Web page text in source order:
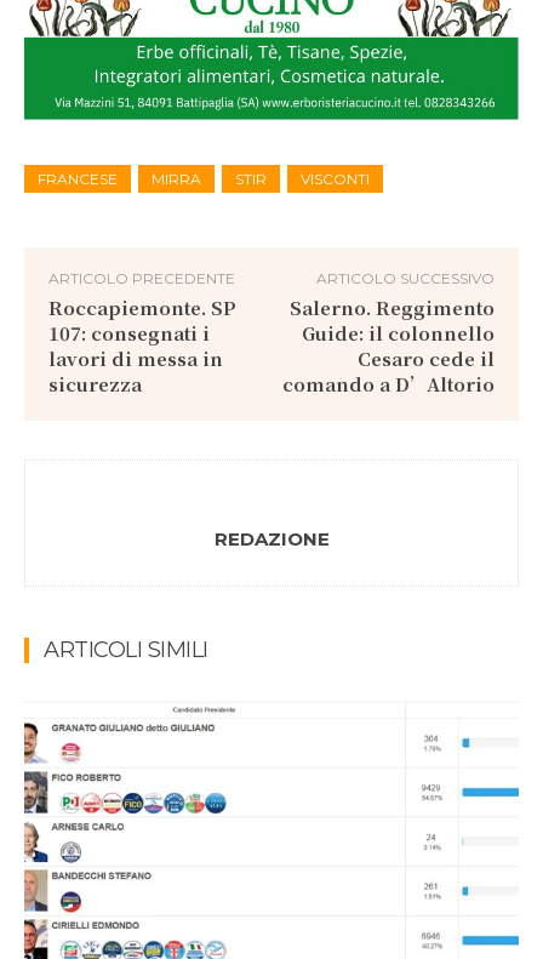
FRANCESE MIRRA STIR VISCONTI
ARTICOLO PRECEDENTE
Roccapiemonte. SP
107: consegnati i
lavori di messa in
sicurezza
ARTICOLO SUCCESSIVO
Salerno. Reggimento
Guide: il colonnello
Cesaro cede il
comando a D’Altorio
REDAZIONE
ARTICOLI SIMILI